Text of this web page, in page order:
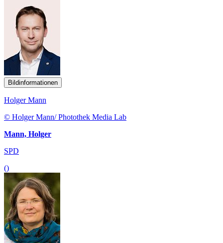
Bildinformationen
Holger Mann
© Holger Mann/ Photothek Media Lab
Mann, Holger
SPD
()